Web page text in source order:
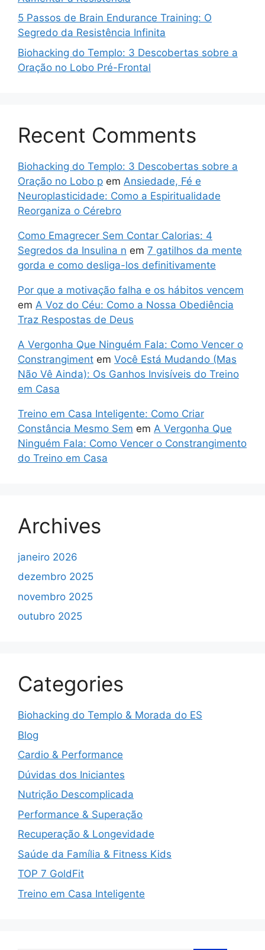
5 Passos de Brain Endurance Training: O
Segredo da Resistência Infinita
Biohacking do Templo: 3 Descobertas sobre a
Oração no Lobo Pré-Frontal
Recent Comments
Biohacking do Templo: 3 Descobertas sobre a
Oração no Lobo p em Ansiedade, Fé e
Neuroplasticidade: Como a Espiritualidade
Reorganiza o Cérebro
Como Emagrecer Sem Contar Calorias: 4
Segredos da Insulina n em 7 gatilhos da mente
gorda e como desliga-los definitivamente
Por que a motivação falha e os hábitos vencem
em A Voz do Céu: Como a Nossa Obediência
Traz Respostas de Deus
A Vergonha Que Ninguém Fala: Como Vencer o
Constrangiment em Você Está Mudando (Mas
Não Vê Ainda): Os Ganhos Invisíveis do Treino
em Casa
Treino em Casa Inteligente: Como Criar
Constância Mesmo Sem em A Vergonha Que
Ninguém Fala: Como Vencer o Constrangimento
do Treino em Casa
Archives
janeiro 2026
dezembro 2025
novembro 2025
outubro 2025
Categories
Biohacking do Templo & Morada do ES
Blog
Cardio & Performance
Dúvidas dos Iniciantes
Nutrição Descomplicada
Performance & Superação
Recuperação & Longevidade
Saúde da Família & Fitness Kids
TOP 7 GoldFit
Treino em Casa Inteligente